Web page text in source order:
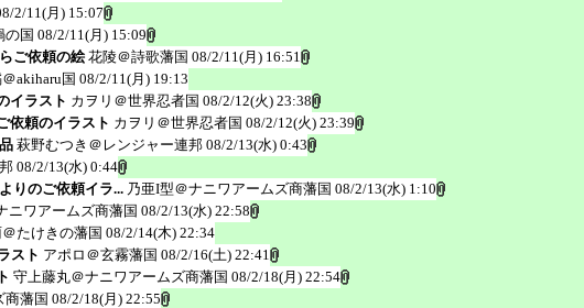
2/11(月) 15:07
の国 08/2/11(月) 15:09
ご依頼の絵花陵＠詩歌藩国 08/2/11(月) 16:51
akiharu国 08/2/11(月) 19:13
イラスト カヲリ＠世界忍者国 08/2/12(火) 23:38
依頼のイラスト カヲリ＠世界忍者国 08/2/12(火) 23:39
萩野むつき＠レンジャー連邦 08/2/13(水) 0:43
08/2/13(水) 0:44
りのご依頼イラ... 乃亜I型＠ナニワアームズ商藩国 08/2/13(水) 1:10
ニワアームズ商藩国 08/2/13(水) 22:58
たけきの藩国 08/2/14(木) 22:34
スト アポロ＠玄霧藩国 08/2/16(土) 22:41
守上藤丸＠ナニワアームズ商藩国 08/2/18(月) 22:54
商藩国 08/2/18(月) 22:55